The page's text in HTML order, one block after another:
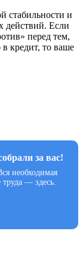
стабильности и
действий. Если
перед тем,
в кредит, то ваше
за вас!
необходимая
— здесь.